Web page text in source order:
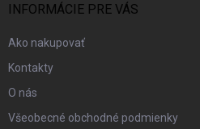
INFORMÁCIE PRE VÁS
Ako nakupovať
Kontakty
O nás
Všeobecné obchodné podmienky